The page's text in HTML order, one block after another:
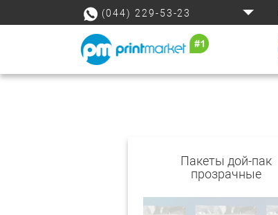
(044) 229-53-23
Пакеты дой-пак
прозрачные